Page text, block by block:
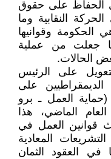
الحفاظ على حقوق
النقابية وما
الحكومة وقوانيها
مما جعلت من عملية
الحالات.
على الرئيس
على
العمل ـ برو
الماضي، هذا
قوانين العمل في
المعادية
في العقود الثمان